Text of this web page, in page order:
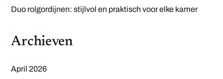
Duo rolgordijnen: stijlvol en praktisch voor elke kamer
Archieven
April 2026